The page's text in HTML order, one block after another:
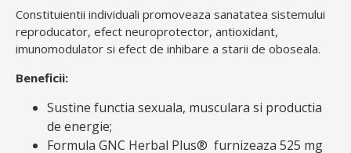
Constituientii individuali promoveaza sanatatea sistemului
reproducator, efect neuroprotector, antioxidant,
imunomodulator si efect de inhibare a starii de oboseala.
Beneficii:
Sustine functia sexuala, musculara si productia
de energie;
Formula GNC Herbal Plus® furnizeaza 525 mg